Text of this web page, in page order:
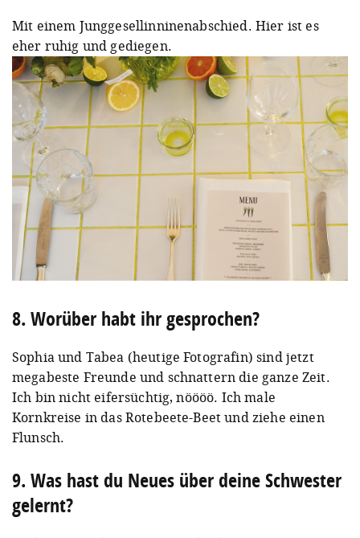
Mit einem Junggesellinninenabschied. Hier ist es
eher ruhig und gediegen.
8. Worüber habt ihr gesprochen?
Sophia und Tabea (heutige Fotografin) sind jetzt
megabeste Freunde und schnattern die ganze Zeit.
Ich bin nicht eifersüchtig, nöööö. Ich male
Kornkreise in das Rotebeete-Beet und ziehe einen
Flunsch.
9. Was hast du Neues über deine Schwester
gelernt?